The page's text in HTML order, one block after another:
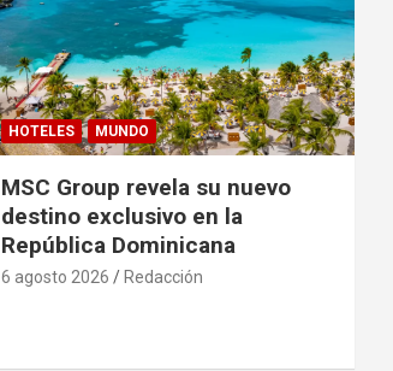
HOTELES MUNDO
MSC Group revela su nuevo
destino exclusivo en la
República Dominicana
6 agosto 2026 Redacción